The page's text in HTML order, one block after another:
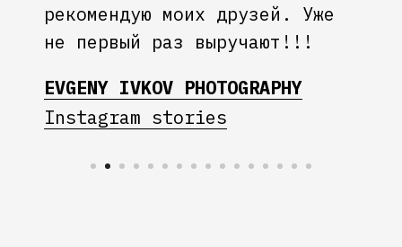
рекомендую моих друзей. Уже
не первый раз выручают!!!
EVGENY IVKOV PHOTOGRAPHY
Instagram stories